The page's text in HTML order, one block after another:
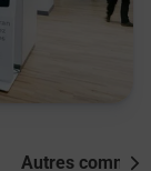
Autres